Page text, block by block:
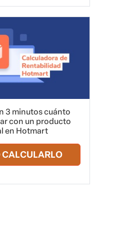
3 minutos cuánto
con un producto
en Hotmart
CALCULARLO